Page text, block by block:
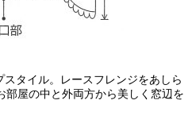
タイル。レースフレンジをあしら
部屋の中と外両方から美しく窓辺を